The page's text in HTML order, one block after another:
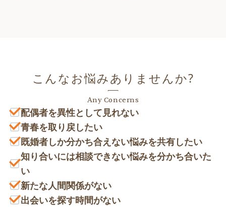
こんなお悩みありませんか?
Any Concerns
配偶者を異性として見れない
青春を取り戻したい
既婚者しか分かち合えない悩みを共有したい
知り合いには相談できない悩みを分かち合いた
い
新たな人間関係がない
出会いを探す時間がない